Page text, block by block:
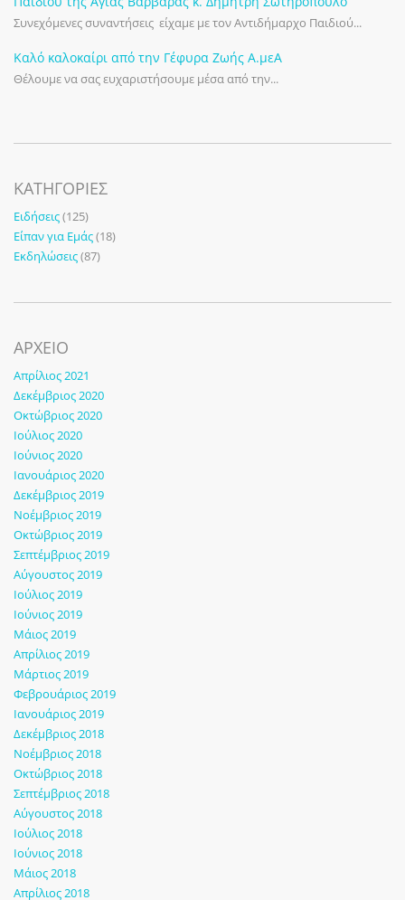
Συνεχόμενες συναντήσεις είχαμε με τον Αντιδήμαρχο Παιδιού...
Καλό καλοκαίρι από την Γέφυρα Ζωής Α.μεΑ
Θέλουμε να σας ευχαριστήσουμε μέσα από την...
KΑΤΗΓΟΡΊΕΣ
Ειδήσεις(125)
Είπαν για Εμάς(18)
Εκδηλώσεις(87)
ΑΡΧΕΙΟ
Απρίλιος 2021
Δεκέμβριος 2020
Οκτώβριος 2020
Ιούλιος 2020
Ιούνιος 2020
Ιανουάριος 2020
Δεκέμβριος 2019
Νοέμβριος 2019
Οκτώβριος 2019
Σεπτέμβριος 2019
Αύγουστος 2019
Ιούλιος 2019
Ιούνιος 2019
Μάιος 2019
Απρίλιος 2019
Μάρτιος 2019
Φεβρουάριος 2019
Ιανουάριος 2019
Δεκέμβριος 2018
Νοέμβριος 2018
Οκτώβριος 2018
Σεπτέμβριος 2018
Αύγουστος 2018
Ιούλιος 2018
Ιούνιος 2018
Μάιος 2018
Απρίλιος 2018